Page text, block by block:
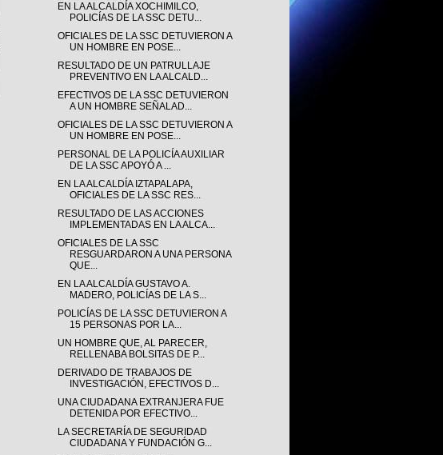
EN LA ALCALDÍA XOCHIMILCO,
POLICÍAS DE LA SSC DETU...
OFICIALES DE LA SSC DETUVIERON A
UN HOMBRE EN POSE...
RESULTADO DE UN PATRULLAJE
PREVENTIVO EN LA ALCALD...
EFECTIVOS DE LA SSC DETUVIERON
A UN HOMBRE SEÑALAD...
OFICIALES DE LA SSC DETUVIERON A
UN HOMBRE EN POSE...
PERSONAL DE LA POLICÍA AUXILIAR
DE LA SSC APOYÓ A ...
EN LA ALCALDÍA IZTAPALAPA,
OFICIALES DE LA SSC RES...
RESULTADO DE LAS ACCIONES
IMPLEMENTADAS EN LA ALCA...
OFICIALES DE LA SSC
RESGUARDARON A UNA PERSONA
QUE...
EN LA ALCALDÍA GUSTAVO A.
MADERO, POLICÍAS DE LA S...
POLICÍAS DE LA SSC DETUVIERON A
15 PERSONAS POR LA...
UN HOMBRE QUE, AL PARECER,
RELLENABA BOLSITAS DE P...
DERIVADO DE TRABAJOS DE
INVESTIGACIÓN, EFECTIVOS D...
UNA CIUDADANA EXTRANJERA FUE
DETENIDA POR EFECTIVO...
LA SECRETARÍA DE SEGURIDAD
CIUDADANA Y FUNDACIÓN G...